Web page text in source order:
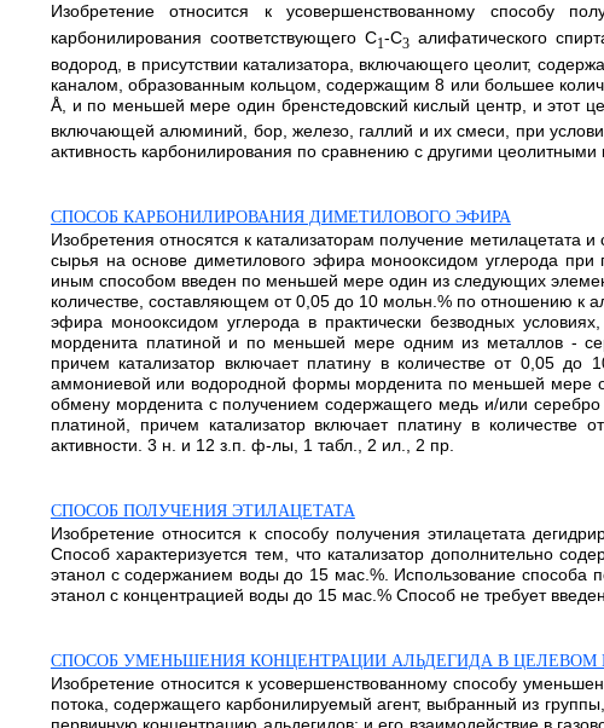
Изобретение относится к усовершенствованному способу
карбонилирования соответствующего С1 -С3алифатического
водород, в присутствии катализатора, включающего цеолит,
каналом, образованным кольцом, содержащим 8 или большее
Å, и по меньшей мере один бренстедовский кислый центр, и этот
включающей алюминий, бор, железо, галлий и их смеси, при
активность карбонилирования по сравнению с другими
СПОСОБ КАРБОНИЛИРОВАНИЯ ДИМЕТИЛОВОГО ЭФИРА
Изобретения относятся к катализаторам получение
сырья на основе диметилового эфира монооксидом углерода при
иным способом введен по меньшей мере один из следующих
количестве, составляющем от 0,05 до 10 мольн.% по отношению к
эфира монооксидом углерода в практически безводных
морденита платиной и по меньшей мере одним из металлов -
причем катализатор включает платину в количестве от 0,05
аммониевой или водородной формы морденита по меньшей мере
обмену морденита с получением содержащего медь и/или
платиной, причем катализатор включает платину в
активности. 3 н. и 12 з.п. ф-лы, 1 табл., 2 ил., 2 пр.
СПОСОБ ПОЛУЧЕНИЯ ЭТИЛАЦЕТАТА
Изобретение относится к способу получения этилацетата
Способ характеризуется тем, что катализатор дополнительно
этанол с содержанием воды до 15 мас.%. Использование способа
этанол с концентрацией воды до 15 мас.% Способ не требует
СПОСОБ УМЕНЬШЕНИЯ КОНЦЕНТРАЦИИ АЛЬДЕГИДА В ЦЕЛЕВОМ
Изобретение относится к усовершенствованному способу
потока, содержащего карбонилируемый агент, выбранный из